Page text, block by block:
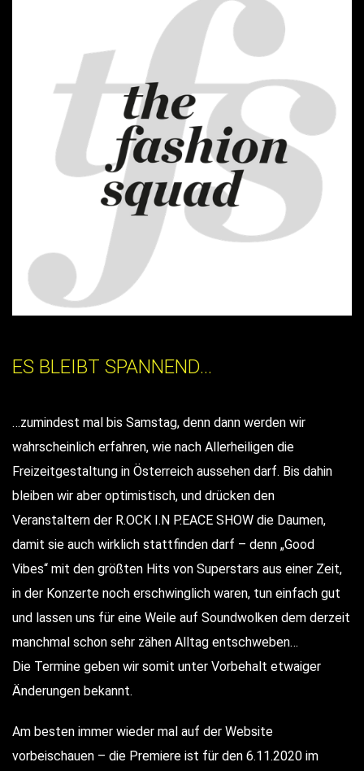
ES BLEIBT SPANNEND…
…zumindest mal bis Samstag, denn dann werden wir
wahrscheinlich erfahren, wie nach Allerheiligen die
Freizeitgestaltung in Österreich aussehen darf. Bis dahin
bleiben wir aber optimistisch, und drücken den
Veranstaltern der R.OCK I.N P.EACE SHOW die Daumen,
damit sie auch wirklich stattfinden darf – denn „Good
Vibes“ mit den größten Hits von Superstars aus einer Zeit,
in der Konzerte noch erschwinglich waren, tun einfach gut
und lassen uns für eine Weile auf Soundwolken dem derzeit
manchmal schon sehr zähen Alltag entschweben…
Die Termine geben wir somit unter Vorbehalt etwaiger
Änderungen bekannt.
Am besten immer wieder mal auf der Website
vorbeischauen – die Premiere ist für den 6.11.2020 im